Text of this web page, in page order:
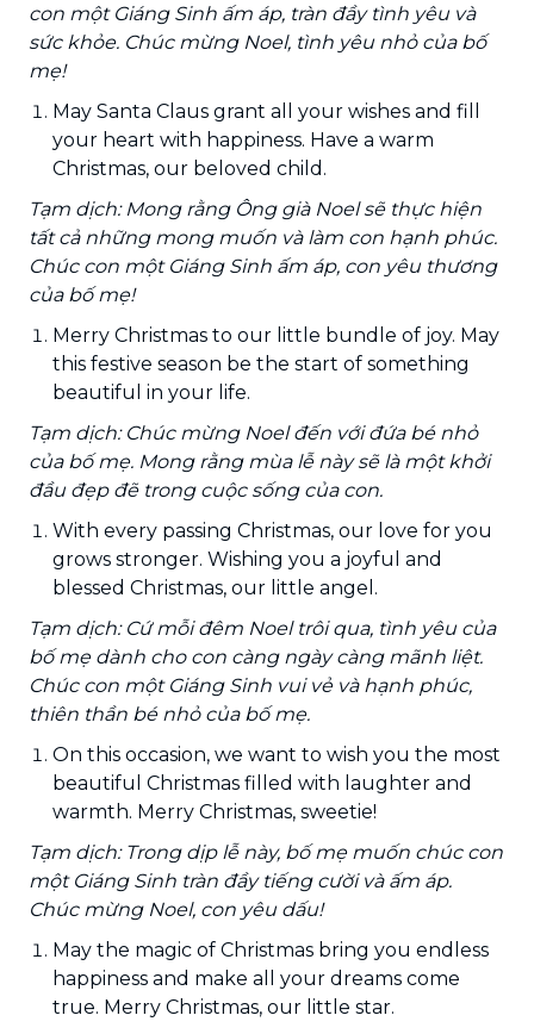
con một Giáng Sinh ấm áp, tràn đầy tình yêu và
sức khỏe. Chúc mừng Noel, tình yêu nhỏ của bố
mẹ!
May Santa Claus grant all your wishes and fill
your heart with happiness. Have a warm
Christmas, our beloved child.
Tạm dịch: Mong rằng Ông già Noel sẽ thực hiện
tất cả những mong muốn và làm con hạnh phúc.
Chúc con một Giáng Sinh ấm áp, con yêu thương
của bố mẹ!
Merry Christmas to our little bundle of joy. May
this festive season be the start of something
beautiful in your life.
Tạm dịch: Chúc mừng Noel đến với đứa bé nhỏ
của bố mẹ. Mong rằng mùa lễ này sẽ là một khởi
đầu đẹp đẽ trong cuộc sống của con.
With every passing Christmas, our love for you
grows stronger. Wishing you a joyful and
blessed Christmas, our little angel.
Tạm dịch: Cứ mỗi đêm Noel trôi qua, tình yêu của
bố mẹ dành cho con càng ngày càng mãnh liệt.
Chúc con một Giáng Sinh vui vẻ và hạnh phúc,
thiên thần bé nhỏ của bố mẹ.
On this occasion, we want to wish you the most
beautiful Christmas filled with laughter and
warmth. Merry Christmas, sweetie!
Tạm dịch: Trong dịp lễ này, bố mẹ muốn chúc con
một Giáng Sinh tràn đầy tiếng cười và ấm áp.
Chúc mừng Noel, con yêu dấu!
May the magic of Christmas bring you endless
happiness and make all your dreams come
true. Merry Christmas, our little star.